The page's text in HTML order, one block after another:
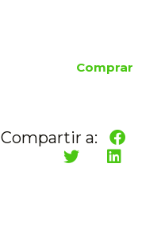
Comprar
Compartir a: